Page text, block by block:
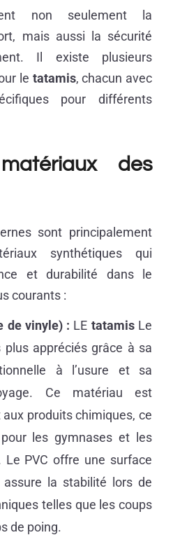
non seulement la
mais aussi la sécurité
Il existe plusieurs
le tatamis, chacun avec
pour différents
des
sont principalement
synthétiques qui
et durabilité dans le
courants :
de vinyle) : LE tatamisLe
plus appréciés grâce à sa
à l’usure et sa
Ce matériau est
aux produits chimiques, ce
les gymnases et les
PVC offre une surface
assure la stabilité lors de
telles que les coups
de poing.